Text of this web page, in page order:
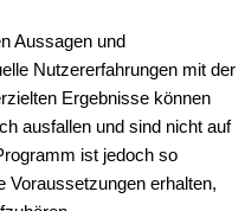
Aussagen und
Nutzererfahrungen mit der
Ergebnisse können
ausfallen und sind nicht auf
ist jedoch so
Voraussetzungen erhalten,